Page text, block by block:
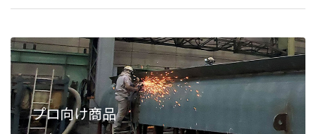
プロ向け商品